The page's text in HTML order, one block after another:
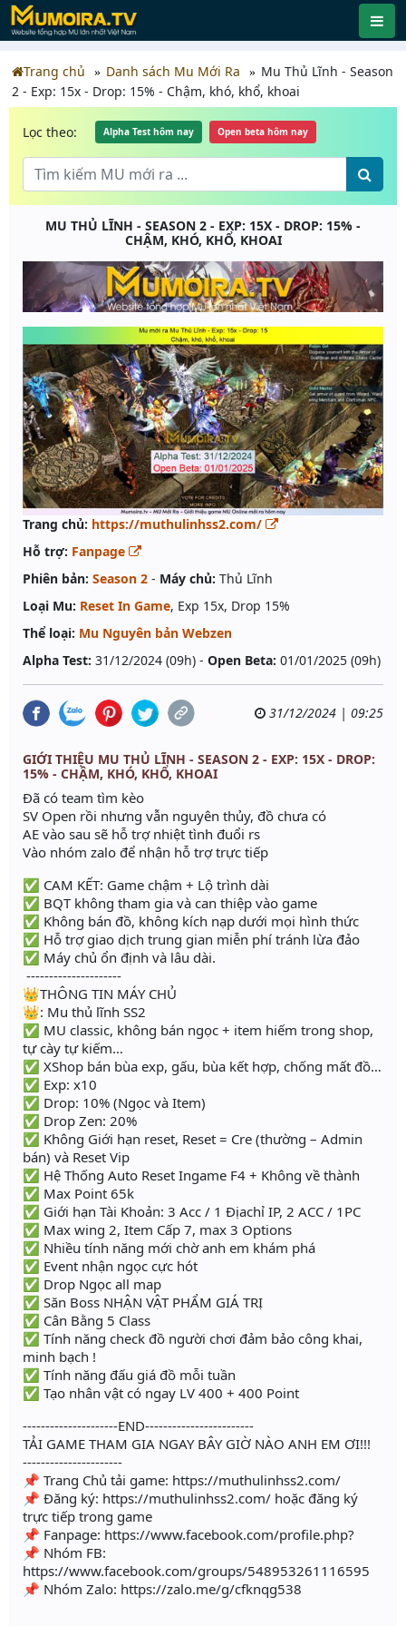
Trang chủ Danh sách Mu Mới Ra
Mu Thủ Lĩnh - Season
2 - Exp: 15x - Drop: 15% - Chậm, khó, khổ, khoai
Lọc theo: Alpha Test hôm nay Open beta hôm nay
MU THỦ LĨNH - SEASON 2 - EXP: 15X - DROP: 15% -
CHẬM, KHÓ, KHỔ, KHOAI
Trang chủ: https://muthulinhss2.com/
Hỗ trợ: Fanpage
Phiên bản: Season 2 - Máy chủ: Thủ Lĩnh
Loại Mu: Reset In Game, Exp 15x, Drop 15%
Thể loại: Mu Nguyên bản Webzen
Alpha Test: 31/12/2024 (09h) - Open Beta: 01/01/2025 (09h)
31/12/2024 | 09:25
GIỚI THIỆU MU THỦ LĨNH - SEASON 2 - EXP: 15X - DROP:
15% - CHẬM, KHÓ, KHỔ, KHOAI
Đã có team tìm kèo
SV Open rồi nhưng vẫn nguyên thủy, đồ chưa có
AE vào sau sẽ hỗ trợ nhiệt tình đuổi rs
Vào nhóm zalo để nhận hỗ trợ trực tiếp
✅ CAM KẾT: Game chậm + Lộ trình dài
✅ BQT không tham gia và can thiệp vào game
✅ Không bán đồ, không kích nạp dưới mọi hình thức
✅ Hỗ trợ giao dịch trung gian miễn phí tránh lừa đảo
✅ Máy chủ ổn định và lâu dài.
---------------------
👑THÔNG TIN MÁY CHỦ
👑: Mu thủ lĩnh SS2
✅ MU classic, không bán ngọc + item hiếm trong shop,
tự cày tự kiếm…
✅ XShop bán bùa exp, gấu, bùa kết hợp, chống mất đồ…
✅ Exp: x10
✅ Drop: 10% (Ngọc và Item)
✅ Drop Zen: 20%
✅ Không Giới hạn reset, Reset = Cre (thường – Admin
bán) và Reset Vip
✅ Hệ Thống Auto Reset Ingame F4 + Không về thành
✅ Max Point 65k
✅ Giới hạn Tài Khoản: 3 Acc / 1 Địachỉ IP, 2 ACC / 1PC
✅ Max wing 2, Item Cấp 7, max 3 Options
✅ Nhiều tính năng mới chờ anh em khám phá
✅ Event nhận ngọc cực hót
✅ Drop Ngọc all map
✅ Săn Boss NHẬN VẬT PHẨM GIÁ TRỊ
✅ Cân Bằng 5 Class
✅ Tính năng check đồ người chơi đảm bảo công khai,
minh bạch !
✅ Tính năng đấu giá đồ mỗi tuần
✅ Tạo nhân vật có ngay LV 400 + 400 Point
---------------------END------------------------
TẢI GAME THAM GIA NGAY BÂY GIỜ NÀO ANH EM ƠI!!!
----------------------
📌 Trang Chủ tải game: https://muthulinhss2.com/
📌 Đăng ký: https://muthulinhss2.com/ hoặc đăng ký
trực tiếp trong game
📌 Fanpage: https://www.facebook.com/profile.php?
📌 Nhóm FB:
https://www.facebook.com/groups/548953261116595
📌 Nhóm Zalo: https://zalo.me/g/cfknqg538